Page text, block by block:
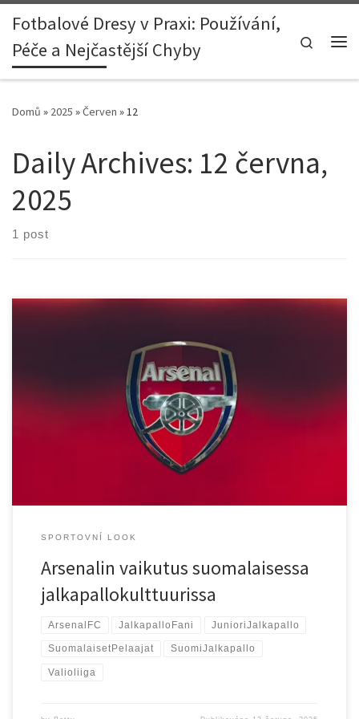
Skip to content
Fotbalové Dresy v Praxi: Používání,
Péče a Nejčastější Chyby
Search
Domů » 2025 »Červen »12
Daily Archives: 12 června,
2025
1 post
1. Johdanto Englannin Valioliigan legendaarisista seuroista Arsenal
on noussut erityisen suosituksi suomalaisissa jalkapallopiireissä.
Mutta miksi juuri tämä Lontoon pohjoisosissa toimiva klubi on
saanut niin vahvan aseman suomalaisten sydämissä? Johtuuko se
joukkueen visuaalisesta pelityylistä, jota on joskus kutsuttu
„kauniiksi jalkapalloksi“? Vai ovatko syynä monet unohtumattomat
hetket, kuitenkin vuoden 2004 „Invincibles“ -kauden […]
SPORTOVNÍ LOOK
Arsenalin vaikutus suomalaisessa
jalkapallokulttuurissa
ArsenalFC JalkapalloFani JunioriJalkapallo
SuomalaisetPelaajat SuomiJalkapallo
Valioliiga